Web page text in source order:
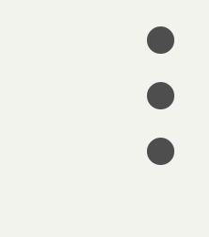
•
•
•